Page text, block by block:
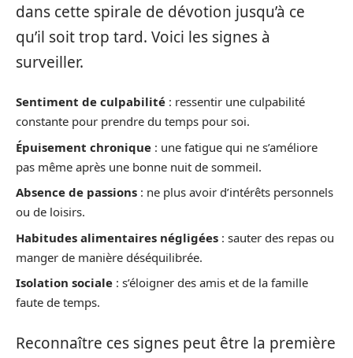
dans cette spirale de dévotion jusqu’à ce
qu’il soit trop tard. Voici les signes à
surveiller.
Sentiment de culpabilité : ressentir une culpabilité
constante pour prendre du temps pour soi.
Épuisement chronique : une fatigue qui ne s’améliore
pas même après une bonne nuit de sommeil.
Absence de passions : ne plus avoir d’intérêts personnels
ou de loisirs.
Habitudes alimentaires négligées : sauter des repas ou
manger de manière déséquilibrée.
Isolation sociale : s’éloigner des amis et de la famille
faute de temps.
Reconnaître ces signes peut être la première